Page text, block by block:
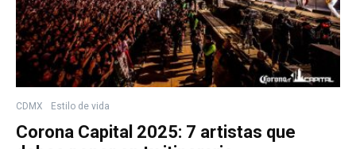
CDMX Estilo de vida
Corona Capital 2025: 7 artistas que